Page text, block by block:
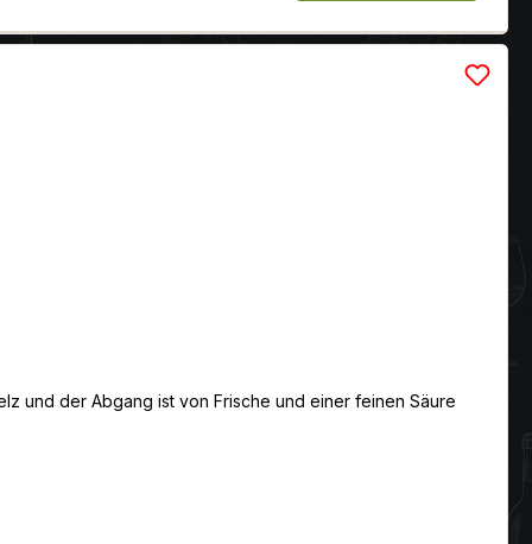
und der Abgang ist von Frische und einer feinen Säure